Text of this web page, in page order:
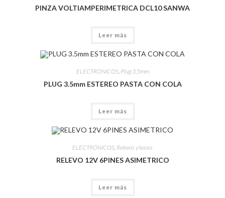
PINZA VOLTIAMPERIMETRICA DCL10 SANWA
Leer más
ELECTRÓNICOS, Plug 3.5mm
PLUG 3.5mm ESTEREO PASTA CON COLA
Leer más
ELECTRÓNICOS, Relevos y bases
RELEVO 12V 6PINES ASIMETRICO
Leer más